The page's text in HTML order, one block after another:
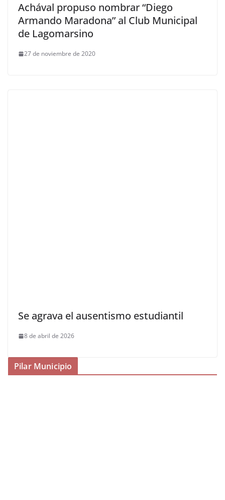
Achával propuso nombrar “Diego
Armando Maradona” al Club Municipal
de Lagomarsino
27 de noviembre de 2020
Se agrava el ausentismo estudiantil
8 de abril de 2026
Pilar Municipio